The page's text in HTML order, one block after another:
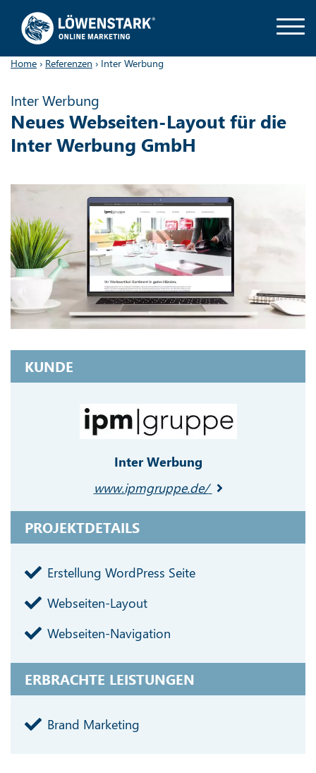
Home › Referenzen › Inter Werbung
Inter Werbung
Neues Webseiten-Layout für die
Inter Werbung GmbH
KUNDE
Inter Werbung
www.ipmgruppe.de/
PROJEKTDETAILS
Erstellung WordPress Seite
Webseiten-Layout
Webseiten-Navigation
ERBRACHTE LEISTUNGEN
Brand Marketing